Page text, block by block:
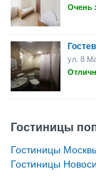
Очень
ул. 8
Гостиницы
Гостиницы
Гостиницы